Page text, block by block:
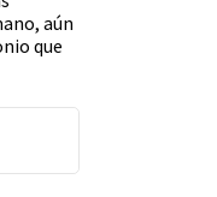
aún
que